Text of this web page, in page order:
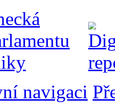
navigaci